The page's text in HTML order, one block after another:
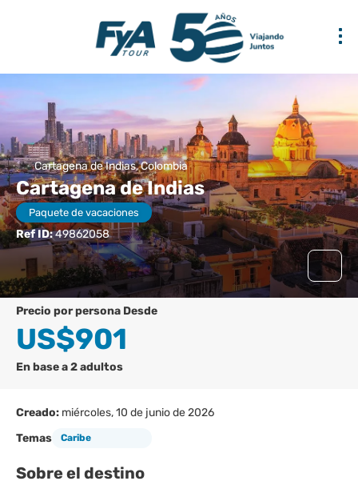
Cartagena de Indias, Colombia
Cartagena de Indias
Paquete de vacaciones
Ref ID:49862058
precio por persona Desde
US$901
En base a 2 adultos
Creado: miércoles, 10 de junio de 2026
Temas
Caribe
Sobre el destino